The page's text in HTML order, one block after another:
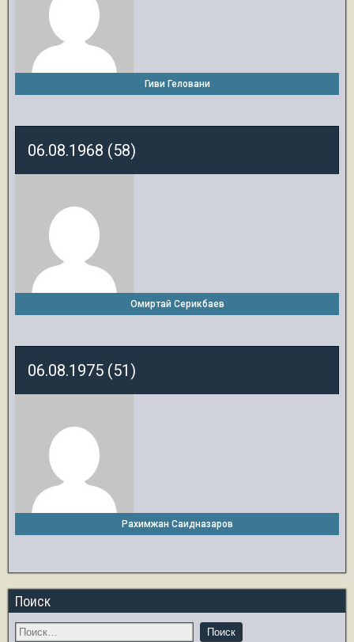
Гиви Геловани
06.08.1968 (58)
Омиртай Серикбаев
06.08.1975 (51)
Рахимжан Саидназаров
Поиск